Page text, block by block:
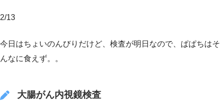
2/13
今日はちょいのんびりだけど、検査が明日なので、ぱぱちはそ
んなに食えず。。
大腸がん内視鏡検査